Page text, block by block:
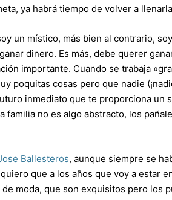
ya habrá tiempo de volver a
un místico, más bien al contrario,
dinero. Es más, debe querer
importante. Cuando se trabaja
poquitas cosas pero que nadie
inmediato que te proporciona
familia no es algo abstracto, los
Ballesteros, aunque siempre se
que a los años que voy a estar
moda, que son exquisitos pero los